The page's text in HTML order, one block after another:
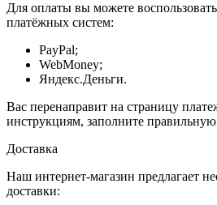
Для оплаты вы можете
платёжных систем:
PayPal;
WebMoney;
Яндекс.Деньги.
Вас перенаправит на страницу
инструкциям, заполните
Доставка
Наш интернет-магазин предлагает
доставки: